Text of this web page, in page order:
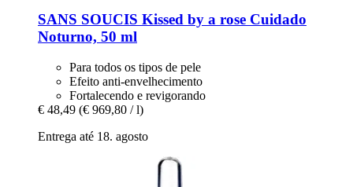
SANS SOUCIS Kissed by a rose Cuidado
Noturno, 50 ml
Para todos os tipos de pele
Efeito anti-envelhecimento
Fortalecendo e revigorando
€ 48,49 (€ 969,80 / l)
Entrega até 18. agosto